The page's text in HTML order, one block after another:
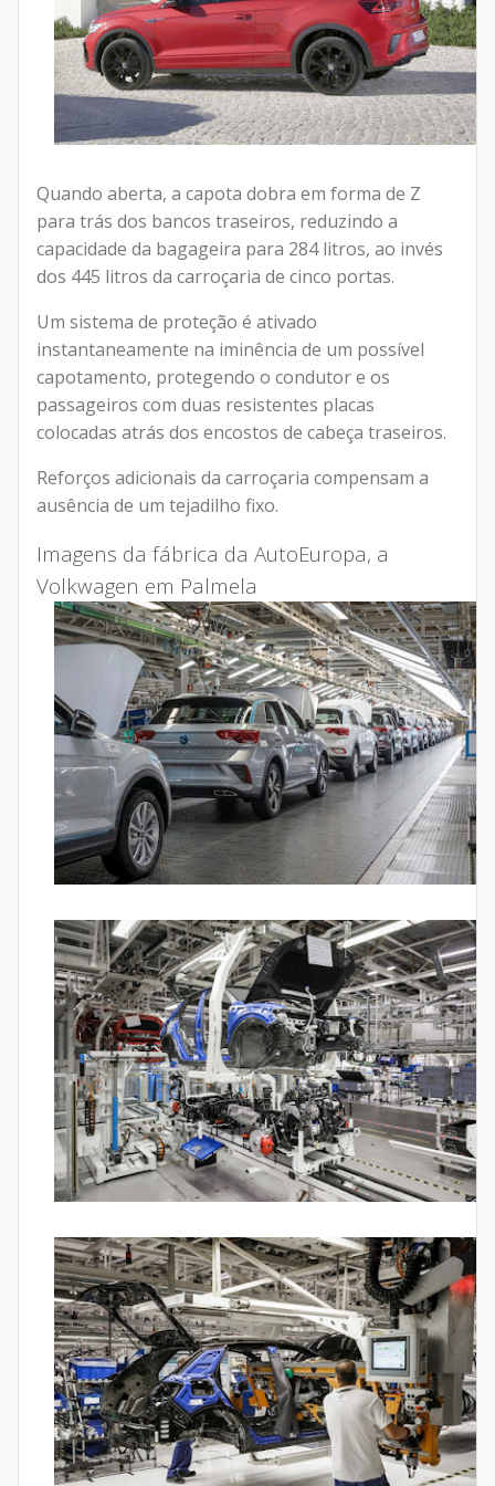
Quando aberta, a capota dobra em forma de Z
para trás dos bancos traseiros, reduzindo a
capacidade da bagageira para 284 litros, ao invés
dos 445 litros da carroçaria de cinco portas.
Um sistema de proteção é ativado
instantaneamente na iminência de um possível
capotamento, protegendo o condutor e os
passageiros com duas resistentes placas
colocadas atrás dos encostos de cabeça traseiros.
Reforços adicionais da carroçaria compensam a
ausência de um tejadilho fixo.
Imagens da fábrica da AutoEuropa, a
Volkwagen em Palmela